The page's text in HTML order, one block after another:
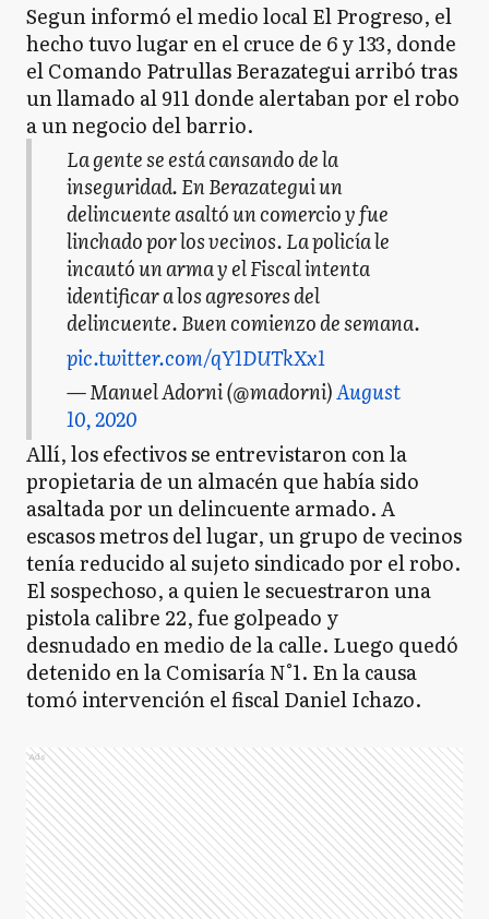
Segun informó el medio local El Progreso, el
hecho tuvo lugar en el cruce de 6 y 133, donde
el Comando Patrullas Berazategui arribó tras
un llamado al 911 donde alertaban por el robo
a un negocio del barrio.
La gente se está cansando de la
inseguridad. En Berazategui un
delincuente asaltó un comercio y fue
linchado por los vecinos. La policía le
incautó un arma y el Fiscal intenta
identificar a los agresores del
delincuente. Buen comienzo de semana.
pic.twitter.com/qY1DUTkXx1
— Manuel Adorni (@madorni)August
10, 2020
Allí, los efectivos se entrevistaron con la
propietaria de un almacén que había sido
asaltada por un delincuente armado. A
escasos metros del lugar, un grupo de vecinos
tenía reducido al sujeto sindicado por el robo.
El sospechoso, a quien le secuestraron una
pistola calibre 22, fue golpeado y
desnudado en medio de la calle. Luego quedó
detenido en la Comisaría N°1. En la causa
tomó intervención el fiscal Daniel Ichazo.
Ads